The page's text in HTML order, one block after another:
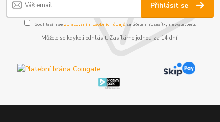
Přihlásit se
Souhlasím se zpracováním osobních údajůza účelem rozesílky newsletteru.
Můžete se kdykoli odhlásit. Zasíláme jednou za 14 dní.